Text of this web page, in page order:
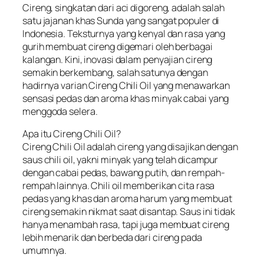
Cireng, singkatan dari aci digoreng, adalah salah
satu jajanan khas Sunda yang sangat populer di
Indonesia. Teksturnya yang kenyal dan rasa yang
gurih membuat cireng digemari oleh berbagai
kalangan. Kini, inovasi dalam penyajian cireng
semakin berkembang, salah satunya dengan
hadirnya varian Cireng Chili Oil yang menawarkan
sensasi pedas dan aroma khas minyak cabai yang
menggoda selera.
Apa itu Cireng Chili Oil?
Cireng Chili Oil adalah cireng yang disajikan dengan
saus chili oil, yakni minyak yang telah dicampur
dengan cabai pedas, bawang putih, dan rempah-
rempah lainnya. Chili oil memberikan cita rasa
pedas yang khas dan aroma harum yang membuat
cireng semakin nikmat saat disantap. Saus ini tidak
hanya menambah rasa, tapi juga membuat cireng
lebih menarik dan berbeda dari cireng pada
umumnya.